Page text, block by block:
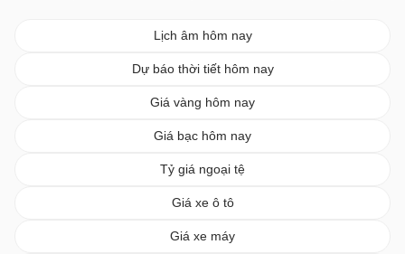
Lịch âm hôm nay
Dự báo thời tiết hôm nay
Giá vàng hôm nay
Giá bạc hôm nay
Tỷ giá ngoại tệ
Giá xe ô tô
Giá xe máy